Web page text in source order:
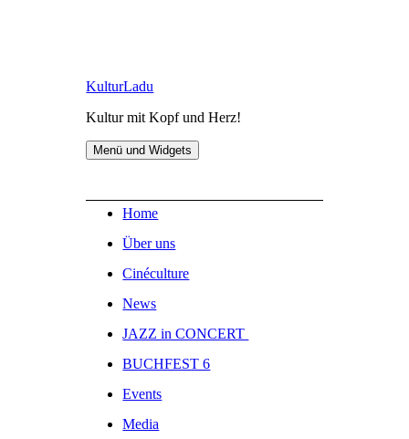
KulturLadu
Kultur mit Kopf und Herz!
Menü und Widgets
Home
Über uns
Cinéculture
News
JAZZ in CONCERT
BUCHFEST 6
Events
Media